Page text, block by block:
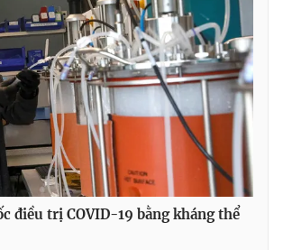
Đài Truyền hình Việt Nam
Thời báo VTV
báo in và báo điện tử số 483/GP-BTTTT
Thanh Thủy
Nguyễn Thị Mỹ Hạnh, Phạm Quốc Thắng,
điều trị COVID-19 bằng kháng thể